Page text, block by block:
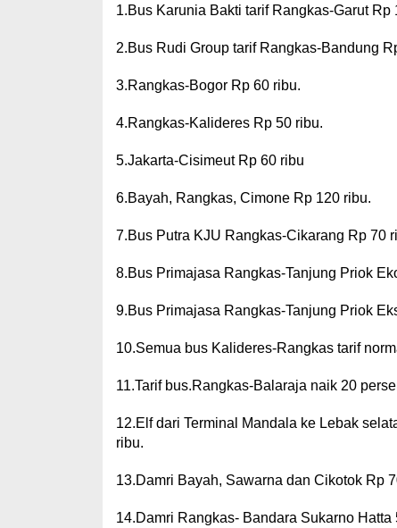
1.Bus Karunia Bakti tarif Rangkas-Garut Rp
2.Bus Rudi Group tarif Rangkas-Bandung
3.Rangkas-Bogor Rp 60 ribu.
4.Rangkas-Kalideres Rp 50 ribu.
5.Jakarta-Cisimeut Rp 60 ribu
6.Bayah, Rangkas, Cimone Rp 120 ribu.
7.Bus Putra KJU Rangkas-Cikarang Rp 70
8.Bus Primajasa Rangkas-Tanjung Priok
9.Bus Primajasa Rangkas-Tanjung Priok
10.Semua bus Kalideres-Rangkas tarif
11.Tarif bus.Rangkas-Balaraja naik 20
12.Elf dari Terminal Mandala ke Lebak
ribu.
13.Damri Bayah, Sawarna dan Cikotok Rp
14.Damri Rangkas- Bandara Sukarno Hatta